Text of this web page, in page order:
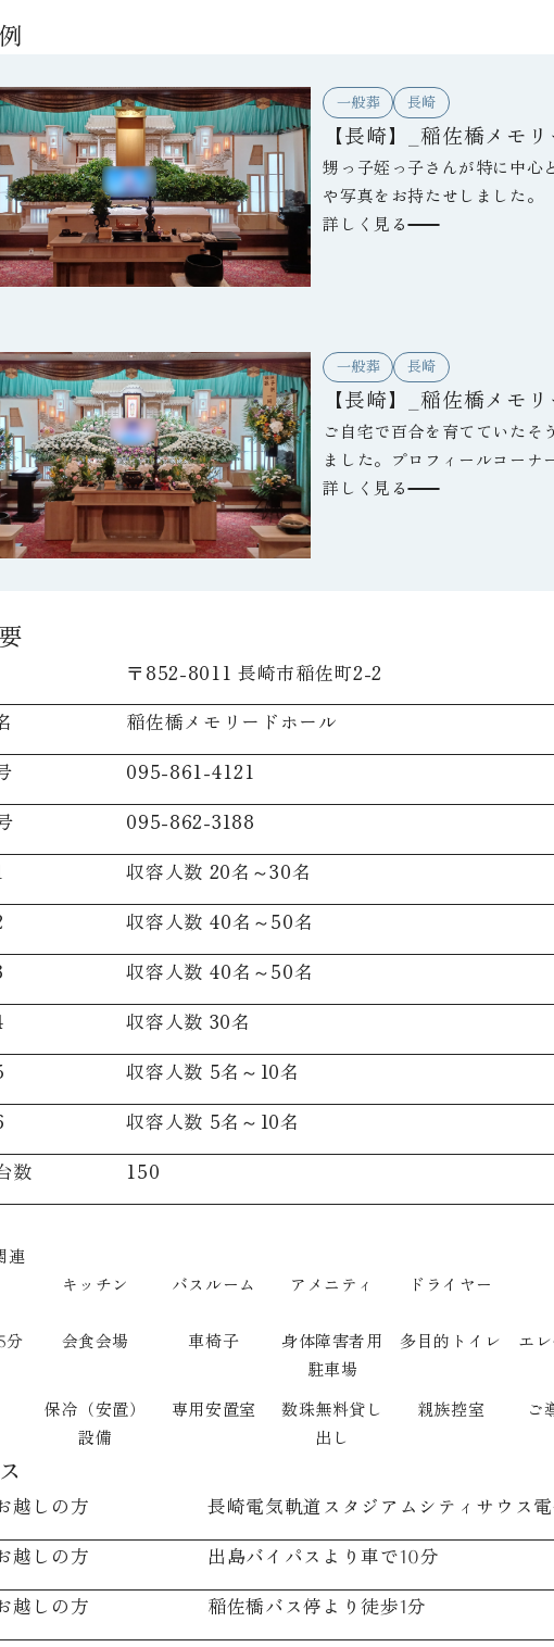
一般葬 長崎
【長崎】_稲佐橋メモ
甥っ子姪っ子さんが特に中心
や写真をお持たせしました。
詳しく見る
一般葬 長崎
【長崎】_稲佐橋メモ
ご自宅で百合を育てていたそ
ました。プロフィールコーナ
詳しく見る
〒852-8011 長崎市稲佐町2-2
稲佐橋メモリードホール
095-861-4121
095-862-3188
収容人数 20名～30名
収容人数 40名～50名
収容人数 40名～50名
収容人数 30名
収容人数 5名～10名
収容人数 5名～10名
数
150
連
キッチン バスルーム アメニティ
ドライヤー
分
会食会場 車椅子
身体障害者用
駐車場
多目的トイレ エ
保冷（安置）
設備
専用安置室
数珠無料貸し
出し
親族控室 ご
越しの方 長崎電気軌道スタジアムシティサウス
越しの方 出島バイパスより車で10分
越しの方 稲佐橋バス停より徒歩1分